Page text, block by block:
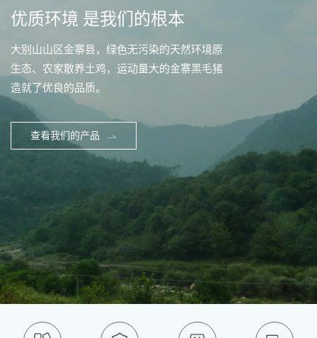
优质环境 是我们的根本
大别山山区金寨县，绿色无污染的天然环境原
生态、农家散养土鸡，运动量大的金寨黑毛猪
造就了优良的品质。
查看我们的产品